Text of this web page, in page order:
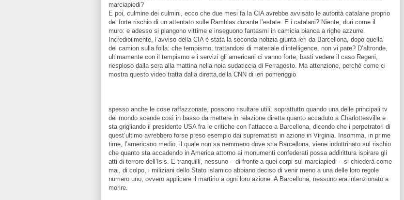
marciapiedi?
E poi, culmine dei culmini, ecco che due mesi fa la CIA avrebbe avvisato le autorità catalane proprio
del forte rischio di un attentato sulle Ramblas durante l’estate. E i catalani? Niente, duri come il
muro: e adesso si piangono vittime e inseguono fantasmi in camicia bianca a righe azzurre.
Incredibilmente, l’avviso della CIA è stata la seconda notizia giunta ieri da Barcellona, dopo quella
del camion sulla folla: che tempismo, trattandosi di materiale d’intelligence, non vi pare? D’altronde,
ultimamente con il tempismo e i servizi gli americani ci vanno forte, basti vedere il caso Regeni,
riesploso dalla sera alla mattina nella noia sudaticcia di Ferragosto. Ma attenzione, perché come ci
mostra questo video tratta dalla diretta,della CNN di ieri pomeriggio
spesso anche le cose raffazzonate, possono risultare utili: soprattutto quando una delle principali tv
del mondo scende così in basso da mettere in relazione diretta quanto accaduto a Charlottesville e
sta grigliando il presidente USA fra le critiche con l’attacco a Barcellona, dicendo che i perpetratori di
quest’ultimo avrebbero forse preso esempio dai suprematisti in azione in Virginia. Insomma, in prime
time, l’americano medio, il quale non sa nemmeno dove stia Barcellona, viene indottrinato sul rischio
che quanto sta accadendo in America attorno ai monumenti confederati possa addirittura ispirare gli
atti di terrore dell’Isis. E tranquilli, nessuno – di fronte a quei corpi sul marciapiedi – si chiederà come
mai, di colpo, i miliziani dello Stato islamico abbiano deciso di venir meno a una delle loro regole
numero uno, ovvero applicare il martirio a ogni loro azione. A Barcellona, nessuno era intenzionato a
morire.